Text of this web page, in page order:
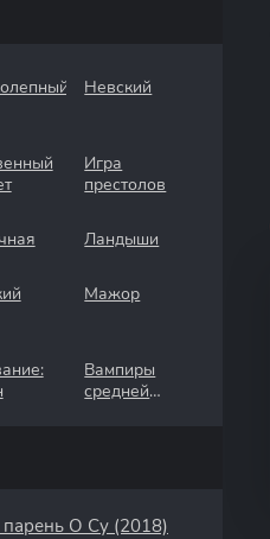
Невский
Игра
престолов
Ландыши
Мажор
Вампиры
средней
парень О Су (2018)